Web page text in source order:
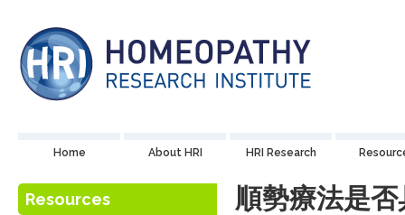
Home About HRI HRI Research
Resources 順勢療法是